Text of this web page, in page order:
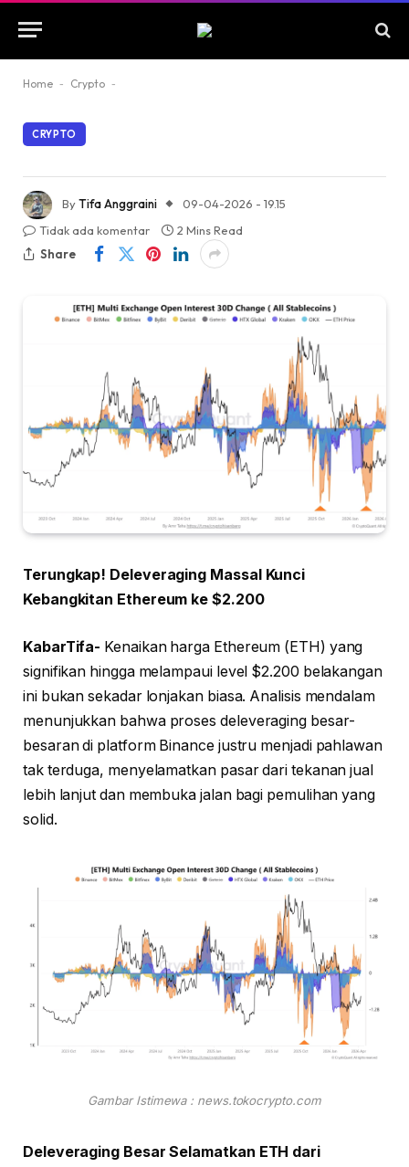
Home - Crypto -
CRYPTO
ByTifa Anggraini
09-04-2026 - 19.15
Tidak ada komentar
2 Mins Read
Share
Terungkap! Deleveraging Massal Kunci
Kebangkitan Ethereum ke $2.200
KabarTifa- Kenaikan harga Ethereum (ETH) yang
signifikan hingga melampaui level $2.200 belakangan
ini bukan sekadar lonjakan biasa. Analisis mendalam
menunjukkan bahwa proses deleveraging besar-
besaran di platform Binance justru menjadi pahlawan
tak terduga, menyelamatkan pasar dari tekanan jual
lebih lanjut dan membuka jalan bagi pemulihan yang
solid.
Gambar Istimewa : news.tokocrypto.com
Deleveraging Besar Selamatkan ETH dari